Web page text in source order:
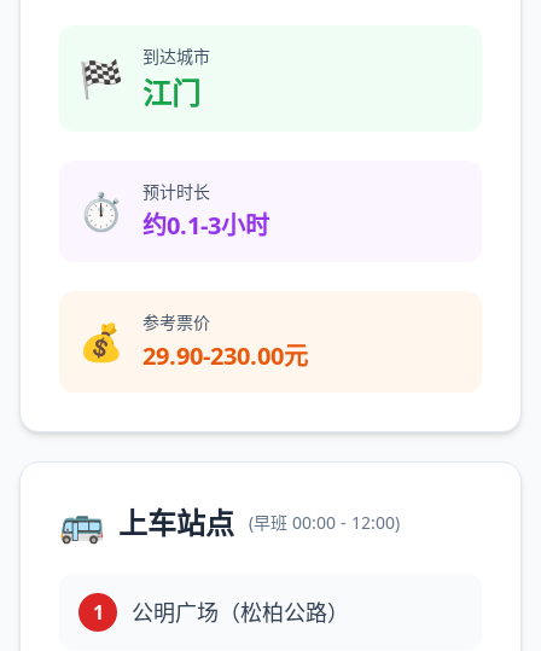
🏁 到达城市
江门
⏱️ 预计时长
约0.1-3小时
💰 参考票价
29.90-230.00元
🚌 上车站点 (早班 00:00 - 12:00)
1 公明广场（松柏公路）